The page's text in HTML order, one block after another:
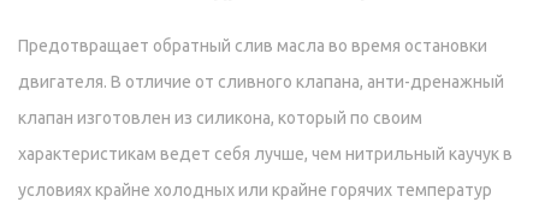
Предотвращает обратный слив масла во время остановки
двигателя. В отличие от сливного клапана, анти-дренажный
клапан изготовлен из силикона, который по своим
характеристикам ведет себя лучше, чем нитрильный каучук в
условиях крайне холодных или крайне горячих температур